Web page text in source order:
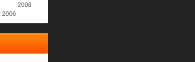
2008
2006